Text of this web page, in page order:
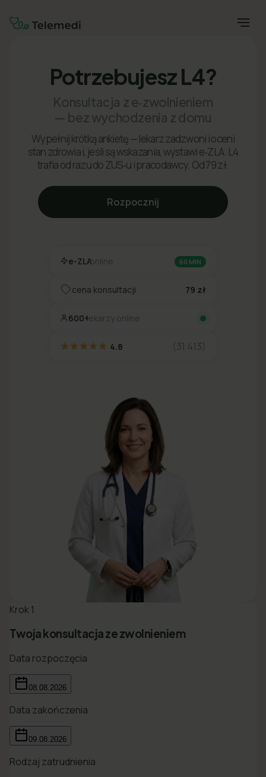
Potrzebujesz L4?
Konsultacja z e‑zwolnieniem
— bez wychodzenia z domu
Wypełnij krótką ankietę — lekarz zadzwoni i oceni
stan zdrowia i, jeśli są wskazania, wystawi e‑ZLA. L4
trafia od razu do ZUS‑u i pracodawcy. Od 79 zł.
Rozpocznij
e-ZLAonline 60 MIN
cena konsultacji 79 zł
600+lekarzy online
4.8 (31 413)